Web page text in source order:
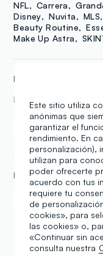
NFL Carrera
Disney
Nuvita MLS
Beauty Routine
Make Up Astra
EN ESTA TIENDA
Delivery and In-
Pick-Up
FORMAS DE PAGO
Samsung Pay
Este sitio utiliza
anónimas que
garantizar el
rendimiento. En
personalización),
utilizan para
poder ofrecerte
acuerdo con tus
requiere tu
de
cookies», para
las cookies» o,
«Continuar sin
consulta nuestra